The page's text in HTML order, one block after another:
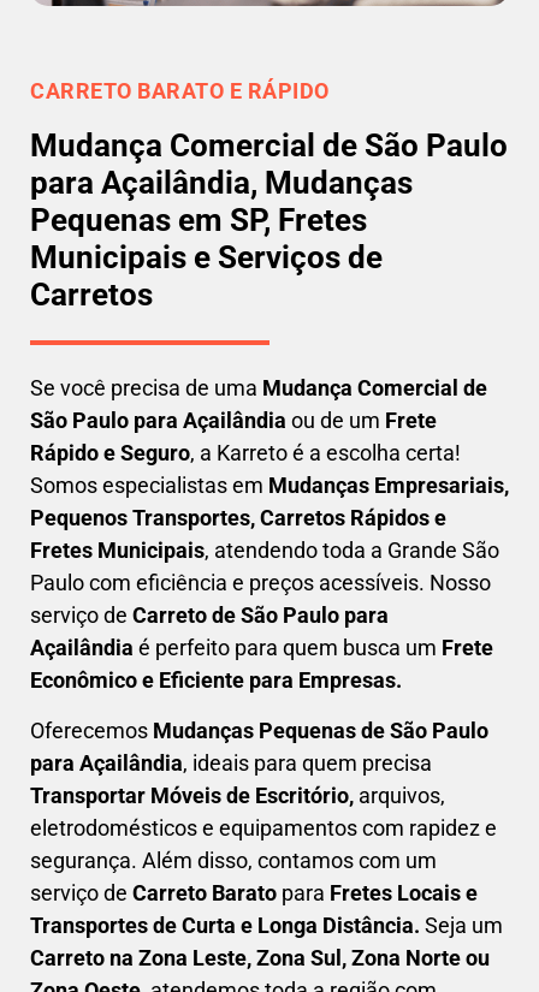
CARRETO BARATO E RÁPIDO
Mudança Comercial de São Paulo
para Açailândia, Mudanças
Pequenas em SP, Fretes
Municipais e Serviços de
Carretos
Se você precisa de uma Mudança Comercial de
São Paulo para Açailândia ou de um Frete
Rápido e Seguro, a Karreto é a escolha certa!
Somos especialistas em Mudanças Empresariais,
Pequenos Transportes, Carretos Rápidos e
Fretes Municipais, atendendo toda a Grande São
Paulo com eficiência e preços acessíveis. Nosso
serviço de Carretode São Paulo para
Açailândia é perfeito para quem busca um Frete
Econômico e Eficiente para Empresas.
Oferecemos Mudanças Pequenasde São Paulo
para Açailândia, ideais para quem precisa
Transportar Móveis de Escritório, arquivos,
eletrodomésticos e equipamentos com rapidez e
segurança. Além disso, contamos com um
serviço de Carreto Barato para Fretes Locais e
Transportes de Curta e Longa Distância. Seja um
Carreto na Zona Leste, Zona Sul, Zona Norte ou